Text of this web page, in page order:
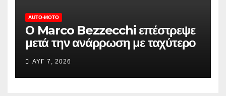
AUTO-MOTO
Ο Marco Bezzecchi επέστρεψε
μετά την ανάρρωση με ταχύτερο
χρόνο στα ελεύθερα του
βρετανικού MotoGP
ΑΥΓ 7, 2026